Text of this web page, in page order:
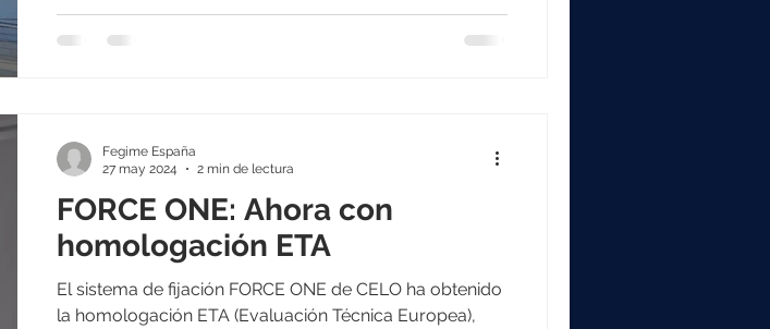
Viejo de Elche y se convertirá en uno de los centros
directo desde la autov
FORCE ONE: Ahora con
homologación ETA
El sistema de fijación FORCE ONE de CELO ha obtenido
la homologación ETA (Evaluación Técnica Europea),
Fegime España
27 may 2024
2 min de lectura